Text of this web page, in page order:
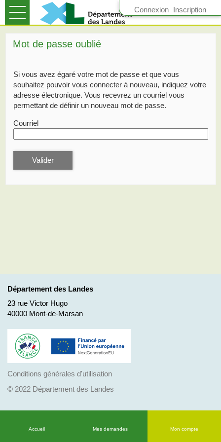
Connexion Inscription
Ouvrir le menu
Mon compte
Accueil Mes demandes Mon compte
Mot de passe oublié
Si vous avez égaré votre mot de passe et que vous
souhaitez pouvoir vous connecter à nouveau, indiquez votre
adresse électronique. Vous recevrez un courriel vous
permettant de définir un nouveau mot de passe.
Courriel
Valider
Département des Landes
23 rue Victor Hugo
40000 Mont-de-Marsan
Conditions générales d'utilisation
© 2022 Département des Landes